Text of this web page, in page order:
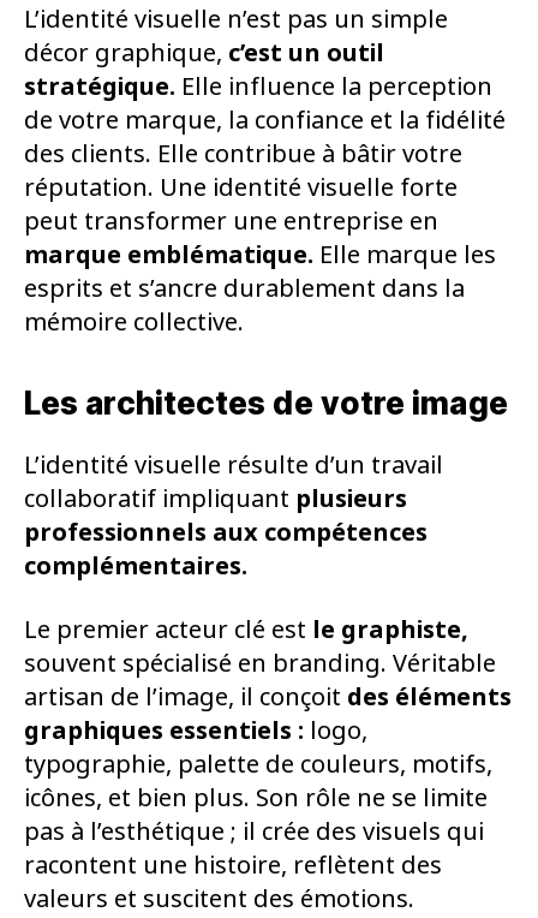
L’identité visuelle n’est pas un simple
décor graphique, c’est un outil
stratégique. Elle influence la perception
de votre marque, la confiance et la fidélité
des clients. Elle contribue à bâtir votre
réputation. Une identité visuelle forte
peut transformer une entreprise en
marque emblématique. Elle marque les
esprits et s’ancre durablement dans la
mémoire collective.
Les architectes de votre image
L’identité visuelle résulte d’un travail
collaboratif impliquant plusieurs
professionnels aux compétences
complémentaires.
Le premier acteur clé est le graphiste,
souvent spécialisé en branding. Véritable
artisan de l’image, il conçoit des éléments
graphiques essentiels : logo,
typographie, palette de couleurs, motifs,
icônes, et bien plus. Son rôle ne se limite
pas à l’esthétique ; il crée des visuels qui
racontent une histoire, reflètent des
valeurs et suscitent des émotions.